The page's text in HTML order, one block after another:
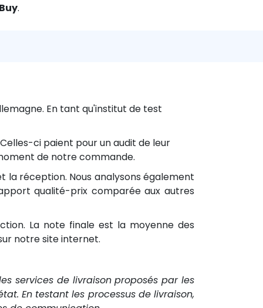
.
En tant qu'institut de test
ci paient pour un audit de leur
de notre commande.
la réception. Nous analysons également
qualité-prix comparée aux autres
La note finale est la moyenne des
notre site internet.
services de livraison proposés par les
En testant les processus de livraison,